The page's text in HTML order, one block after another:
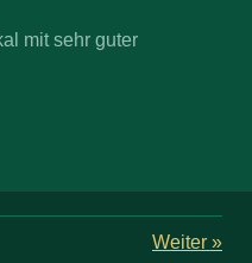
mit sehr guter
Weiter »